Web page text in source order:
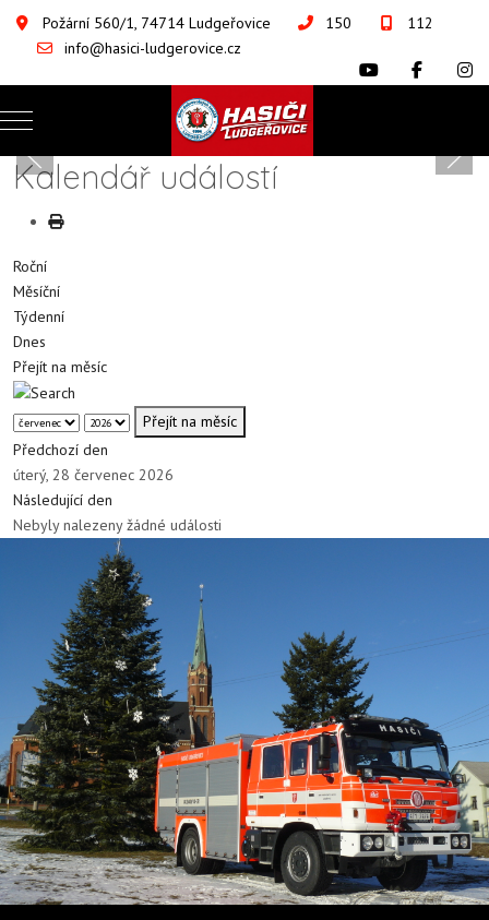
Požární 560/1, 74714 Ludgeřovice 150
112
info@hasici-ludgerovice.cz
Mobile Menu Toggle
Kalendář událostí
Roční
Měsíční
Týdenní
Dnes
Přejít na měsíc
Přejít na měsíc
Předchozí den
úterý, 28 červenec 2026
Následující den
Nebyly nalezeny žádné události